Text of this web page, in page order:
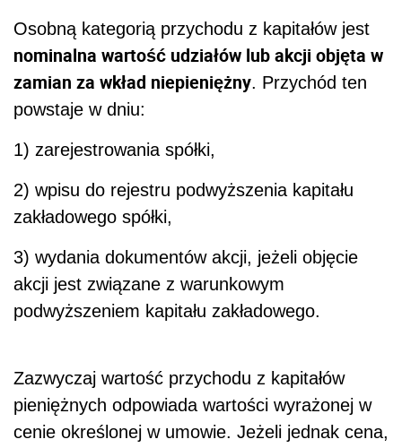
Osobną kategorią przychodu z kapitałów jest
nominalna wartość udziałów lub akcji objęta w
zamian za wkład niepieniężny. Przychód ten
powstaje w dniu:
1) zarejestrowania spółki,
2) wpisu do rejestru podwyższenia kapitału
zakładowego spółki,
3) wydania dokumentów akcji, jeżeli objęcie
akcji jest związane z warunkowym
podwyższeniem kapitału zakładowego.
Zazwyczaj wartość przychodu z kapitałów
pieniężnych odpowiada wartości wyrażonej w
cenie określonej w umowie. Jeżeli jednak cena,